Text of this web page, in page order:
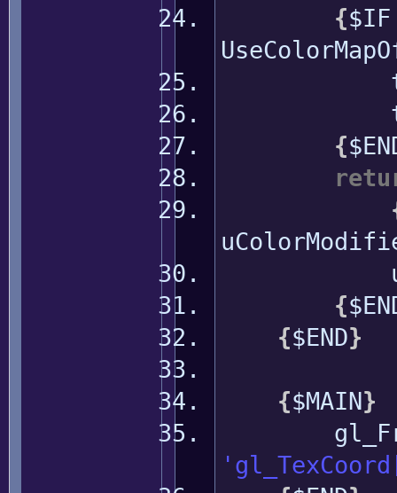
{$IF
{
{
{$END}
{$MAIN}